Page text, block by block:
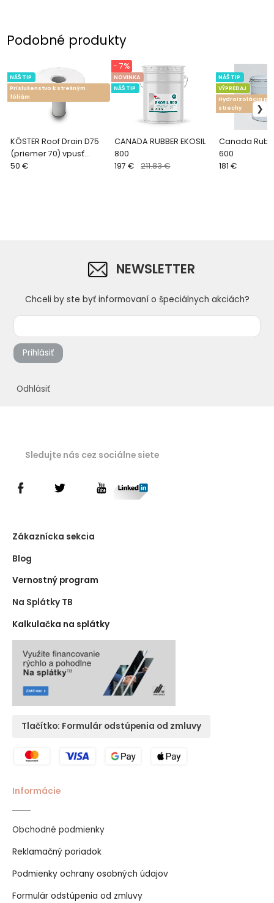
Podobné produkty
KÖSTER Roof Drain D75
(priemer 70) vpusť
320mm
NÁŠ TIP
Príslušenstvo k strešným
fóliám
50 €
CANADA RUBBER EKOSIL
800
NOVINKA
NÁŠ TIP
- 7%
197 € 211.83 €
Canada
600
NÁŠ TIP
VÝPREDAJ
Hydroizolácia
strechy
181 €
NEWSLETTER
Chceli by ste byť informovaní o špeciálnych akciách?
Prihlásiť
Odhlásiť
Sledujte nás cez sociálne siete
Zákaznícka sekcia
Blog
Vernostný program
Na Splátky TB
Kalkulačka na splátky
Tlačítko: Formulár odstúpenia od zmluvy
Informácie
Obchodné podmienky
Reklamačný poriadok
Podmienky ochrany osobných údajov
Formulár odstúpenia od zmluvy